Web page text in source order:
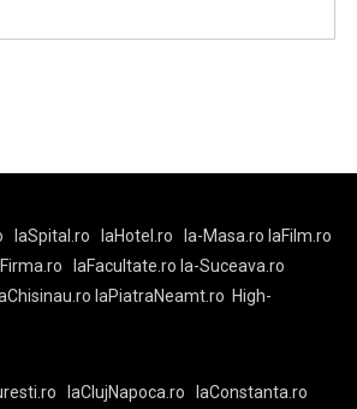
laSpital.ro laHotel.ro la-Masa.ro laFilm.ro
laFacultate.ro la-Suceava.ro
laPiatraNeamt.ro High-
laClujNapoca.ro laConstanta.ro